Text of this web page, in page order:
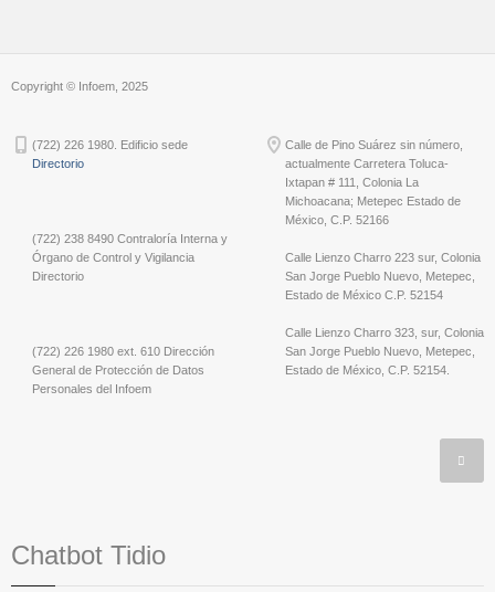
Copyright © Infoem, 2025
(722) 226 1980. Edificio sede
Directorio
(722) 238 8490 Contraloría Interna y
Órgano de Control y Vigilancia
Directorio
(722) 226 1980 ext. 610 Dirección
General de Protección de Datos
Personales del Infoem
Calle de Pino Suárez sin número,
actualmente Carretera Toluca-
Ixtapan # 111, Colonia La
Michoacana; Metepec Estado de
México, C.P. 52166
Calle Lienzo Charro 223 sur, Colonia
San Jorge Pueblo Nuevo, Metepec,
Estado de México C.P. 52154
Calle Lienzo Charro 323, sur, Colonia
San Jorge Pueblo Nuevo, Metepec,
Estado de México, C.P. 52154.
Chatbot Tidio